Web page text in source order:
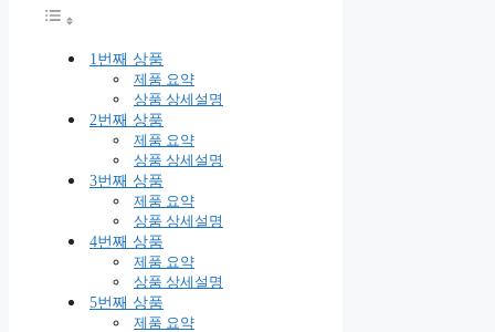
1번째 상품
제품 요약
상품 상세설명
2번째 상품
제품 요약
상품 상세설명
3번째 상품
제품 요약
상품 상세설명
4번째 상품
제품 요약
상품 상세설명
5번째 상품
제품 요약